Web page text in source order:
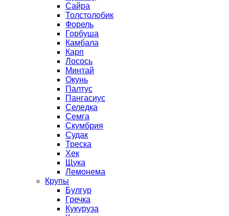
Сайра
Толстолобик
Форель
Горбуша
Камбала
Карп
Лосось
Минтай
Окунь
Палтус
Пангасиус
Селедка
Семга
Скумбрия
Судак
Треска
Хек
Щука
Лемонема
Крупы
Булгур
Гречка
Кукуруза